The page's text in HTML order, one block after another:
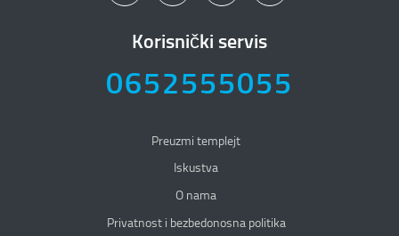
Korisnički servis
0652555055
Preuzmi templejt
Iskustva
O nama
Privatnost i bezbedonosna politika
Privatnost i bezbedonosna politika